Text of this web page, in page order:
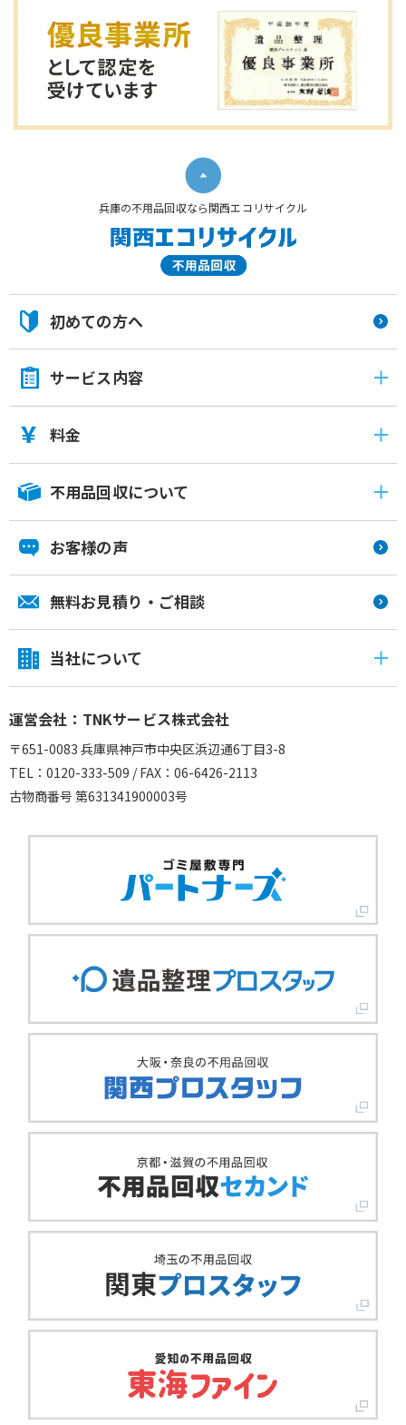
兵庫の不用品回収なら関西エコリサイクル
初めての方へ
サービス内容
料金
不用品回収について
お客様の声
無料お見積り・ご相談
当社について
運営会社：TNKサービス株式会社
〒651-0083 兵庫県神戸市中央区浜辺通6丁目3-8
TEL：0120-333-509 / FAX：06-6426-2113
古物商番号 第631341900003号